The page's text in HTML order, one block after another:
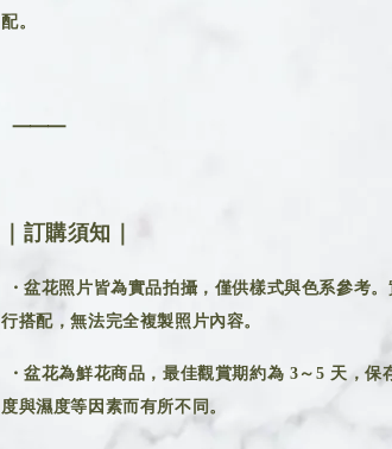
配。
⸻
｜訂購須知｜
・盆花照片皆為實品拍攝，僅供樣式與色系參考
行搭配，無法完全複製照片內容。
・盆花為鮮花商品，最佳觀賞期約為 3～5 天，保
度與濕度等因素而有所不同。